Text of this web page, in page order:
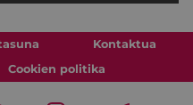
Kontaktua
Cookien politika